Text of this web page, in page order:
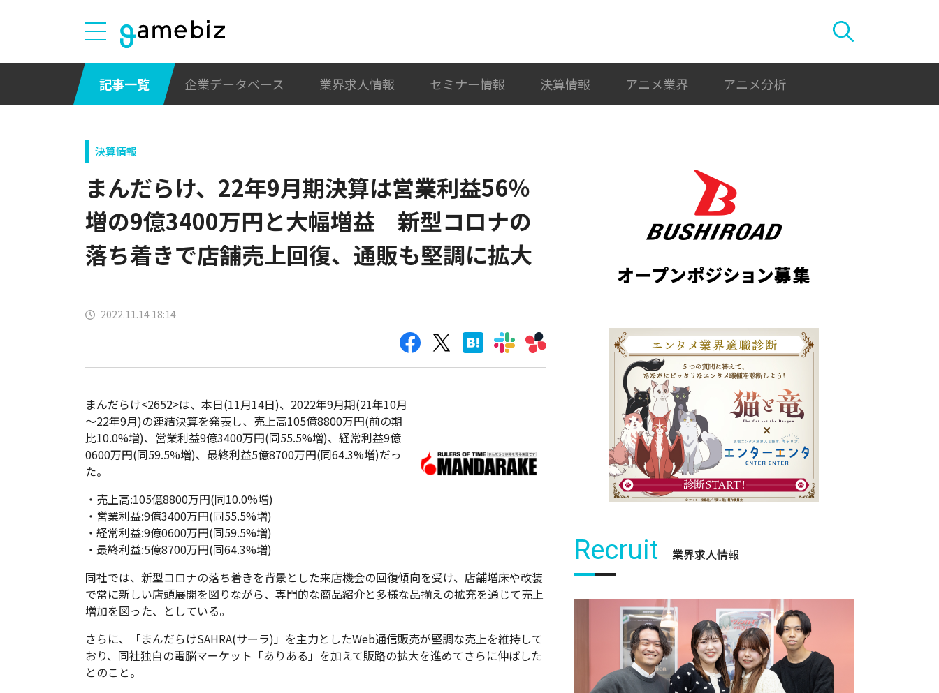
記事一覧 企業データベース 業界求人情報 セミナー情報 決算情報 アニメ業界 アニメ分析
決算情報
まんだらけ、22年9月期決算は営業利益56％
増の9億3400万円と大幅増益 新型コロナの
落ち着きで店舗売上回復、通販も堅調に拡大
2022.11.14 18:14
まんだらけ<2652>は、本日(11月14日)、2022年9月期(21年10月
～22年9月)の連結決算を発表し、売上高105億8800万円(前の期
比10.0%増)、営業利益9億3400万円(同55.5%増)、経常利益9億
0600万円(同59.5%増)、最終利益5億8700万円(同64.3%増)だっ
た。
・売上高:105億8800万円(同10.0%増)
・営業利益:9億3400万円(同55.5%増)
・経常利益:9億0600万円(同59.5%増)
・最終利益:5億8700万円(同64.3%増)
同社では、新型コロナの落ち着きを背景とした来店機会の回復傾向を受け、店舗増床や改装
で常に新しい店頭展開を図りながら、専門的な商品紹介と多様な品揃えの拡充を通じて売上
増加を図った、としている。
さらに、「まんだらけSAHRA(サーラ)」を主力としたWeb通信販売が堅調な売上を維持して
おり、同社独自の電脳マーケット「ありある」を加えて販路の拡大を進めてさらに伸ばした
とのこと。
Recruit 業界求人情報